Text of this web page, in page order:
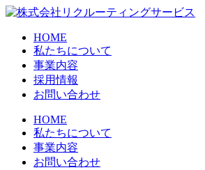
HOME
私たちについて
事業内容
採用情報
お問い合わせ
HOME
私たちについて
事業内容
お問い合わせ